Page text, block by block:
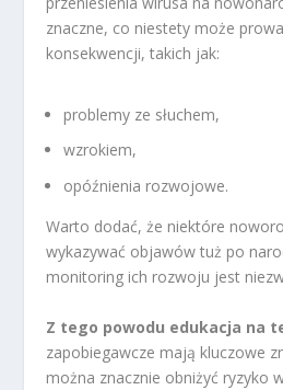
znaczne, co niestety może
konsekwencji, takich jak:
problemy ze słuchem,
wzrokiem,
opóźnienia rozwojowe.
Warto dodać, że niektóre
wykazywać objawów tuż po
monitoring ich rozwoju jest
Z tego powodu edukacja na
zapobiegawcze mają kluczowe
można znacznie obniżyć ryzyko